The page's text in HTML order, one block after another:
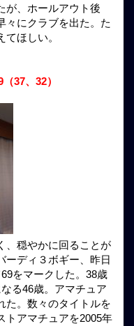
が、ホールアウト後
々にクラブを出た。た
ほしい。
37、32）
、穏やかに回ることが
ーディ３ボギー、昨日
をマークした。38歳
る46歳。アマチュア
た。数々のタイトルを
トアマチュアを2005年